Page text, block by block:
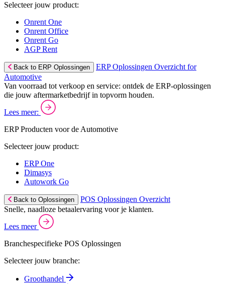
Selecteer jouw product:
Onrent One
Onrent Office
Onrent Go
AGP Rent
Back to ERP Oplossingen
ERP Oplossingen Overzicht for
Automotive
Van voorraad tot verkoop en service: ontdek de ERP-oplossingen
die jouw aftermarketbedrijf in topvorm houden.
Lees meer:
ERP Producten voor de Automotive
Selecteer jouw product:
ERP One
Dimasys
Autowork Go
Back to Oplossingen
POS Oplossingen Overzicht
Snelle, naadloze betaalervaring voor je klanten.
Lees meer
Branchespecifieke POS Oplossingen
Selecteer jouw branche:
Groothandel